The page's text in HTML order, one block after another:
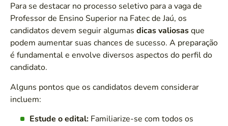
Para se destacar no processo seletivo para a vaga de
Professor de Ensino Superior na Fatec de Jaú, os
candidatos devem seguir algumas dicas valiosasque
podem aumentar suas chances de sucesso. A preparação
é fundamental e envolve diversos aspectos do perfil do
candidato.
Alguns pontos que os candidatos devem considerar
incluem:
Estude o edital: Familiarize-se com todos os